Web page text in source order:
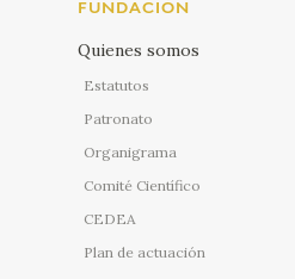
FUNDACIÓN
Quienes somos
Estatutos
Patronato
Organigrama
Comité Científico
CEDEA
Plan de actuación